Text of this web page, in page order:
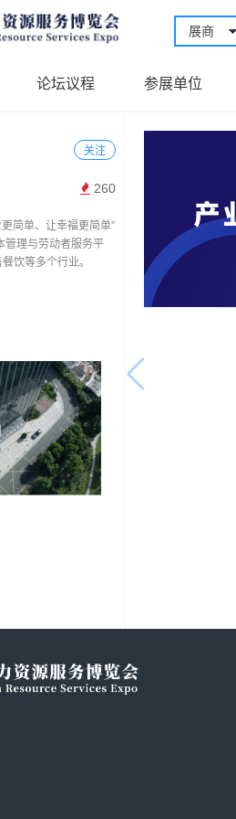
展商
论坛议程 参展单位
关注
260
简单、让幸福更简单”
管理与劳动者服务平
饮等多个行业。